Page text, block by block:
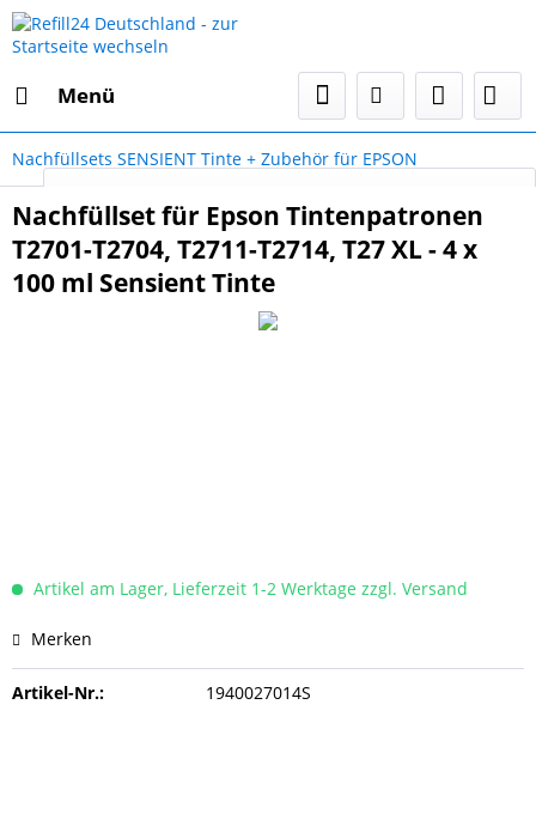
Menü
Nachfüllsets SENSIENT Tinte + Zubehör für EPSON
Nachfüllset für Epson Tintenpatronen
T2701-T2704, T2711-T2714, T27 XL - 4 x
100 ml Sensient Tinte
Artikel am Lager, Lieferzeit 1-2 Werktage zzgl. Versand
Merken
Artikel-Nr.: 1940027014S